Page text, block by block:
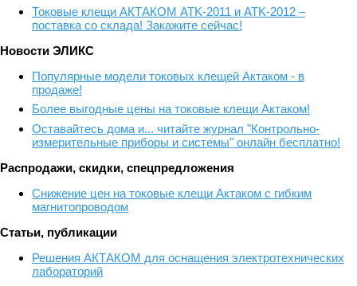
Токовые клещи АКТАКОМ ATK-2011 и ATK-2012 –
поставка со склада! Закажите сейчас!
Новости ЭЛИКС
Популярные модели токовых клещей Актаком - в
продаже!
Более выгодные цены на токовые клещи Актаком!
Оставайтесь дома и... читайте журнал "Контрольно-
измерительные приборы и системы" онлайн бесплатно!
Распродажи, скидки, спецпредложения
Снижение цен на токовые клещи Актаком с гибким
магнитопроводом
Статьи, публикации
Решения АКТАКОМ для оснащения электротехнических
лабораторий